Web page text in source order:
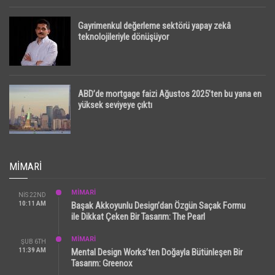
Gayrimenkul değerleme sektörü yapay zekâ
teknolojileriyle dönüşüyor
ABD’de mortgage faizi Ağustos 2025’ten bu yana en
yüksek seviyeye çıktı
MIMARI
NIS 22ND
10:11 AM
MİMARİ
Başak Akkoyunlu Design’dan Özgün Saçak Formu
ile Dikkat Çeken Bir Tasarım: The Pearl
ŞUB 6TH
11:39 AM
MİMARİ
Mental Design Works’ten Doğayla Bütünleşen Bir
Tasarım: Greenox